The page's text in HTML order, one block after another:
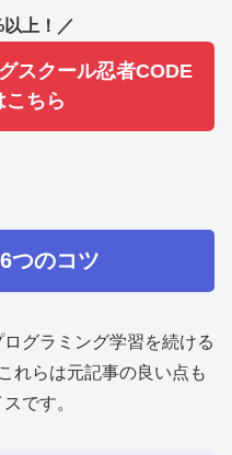
上！／
スクール忍者CODE
こちら
つのコツ
グラミング学習を続ける
れらは元記事の良い点も
です。